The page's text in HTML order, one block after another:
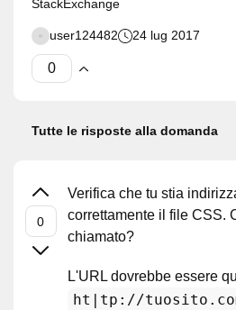
StackExchange
user124482 24 lug 2017
Tutte le risposte alla domanda
Verifica che tu stia
correttamente il file CSS.
chiamato?
L'URL dovrebbe essere
ht|tp://